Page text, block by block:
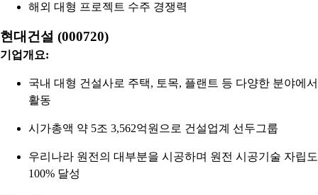
해외 대형 프로젝트 수주 경쟁력
현대건설 (000720)
기업개요:
국내 대형 건설사로 주택, 토목, 플랜트 등 다양한 분야에서
활동
시가총액 약 5조 3,562억원으로 건설업계 선두그룹
우리나라 원전의 대부분을 시공하며 원전 시공기술 자립도
100% 달성